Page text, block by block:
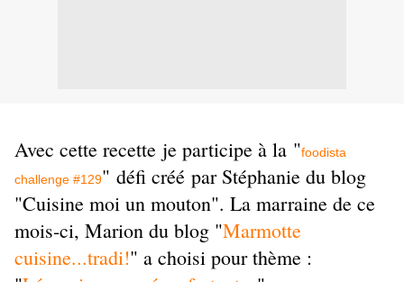
Avec cette recette je participe à la "foodista
challenge #129" défi créé par Stéphanie du blog
"Cuisine moi un mouton". La marraine de ce
mois-ci, Marion du blog "Marmotte
cuisine...tradi!" a choisi pour thème :